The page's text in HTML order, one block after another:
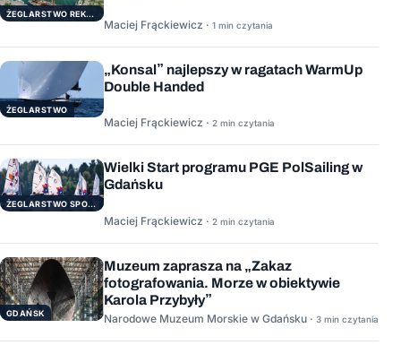
ŻEGLARSTWO REKERACYJNE
Maciej Frąckiewicz · 1 min czytania
ŻEGLARSTWO
„Konsal” najlepszy w ragatach WarmUp
Double Handed
Maciej Frąckiewicz · 2 min czytania
ŻEGLARSTWO SPORTOWE
Wielki Start programu PGE PolSailing w
Gdańsku
Maciej Frąckiewicz · 2 min czytania
GDAŃSK
Muzeum zaprasza na „Zakaz
fotografowania. Morze w obiektywie
Karola Przybyły”
Narodowe Muzeum Morskie w Gdańsku · 3 min czytania